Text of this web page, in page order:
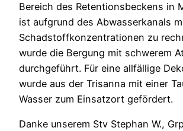
Bereich des Retentionsbeckens in
ist aufgrund des Abwasserkanals
Schadstoffkonzentrationen zu
wurde die Bergung mit schwerem
durchgeführt. Für eine allfällige
wurde aus der Trisanna mit einer
Wasser zum Einsatzort gefördert.
Danke unserem Stv Stephan W.,